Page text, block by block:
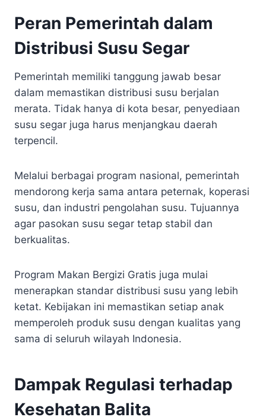
Peran Pemerintah dalam
Distribusi Susu Segar
Pemerintah memiliki tanggung jawab besar
dalam memastikan distribusi susu berjalan
merata. Tidak hanya di kota besar, penyediaan
susu segar juga harus menjangkau daerah
terpencil.
Melalui berbagai program nasional, pemerintah
mendorong kerja sama antara peternak, koperasi
susu, dan industri pengolahan susu. Tujuannya
agar pasokan susu segar tetap stabil dan
berkualitas.
Program Makan Bergizi Gratis juga mulai
menerapkan standar distribusi susu yang lebih
ketat. Kebijakan ini memastikan setiap anak
memperoleh produk susu dengan kualitas yang
sama di seluruh wilayah Indonesia.
Dampak Regulasi terhadap
Kesehatan Balita